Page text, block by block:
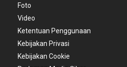
Foto
Video
Ketentuan Penggunaan
Kebijakan Privasi
Kebijakan Cookie